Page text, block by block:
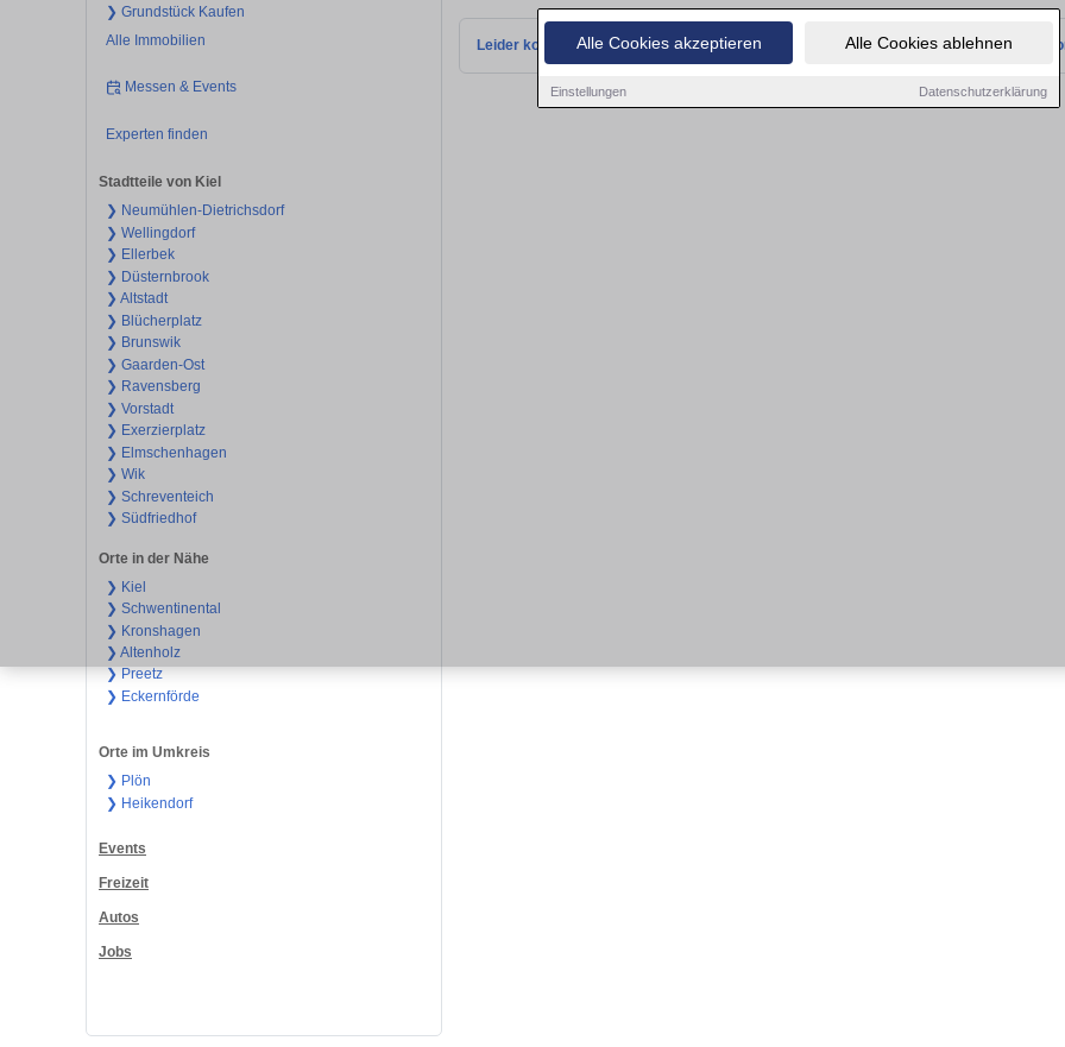
Alle Cookies akzeptieren Alle Cookies ablehnen
Einstellungen Datenschutzerklärung
❯ Grundstück Kaufen
Alle Immobilien
Messen & Events
Experten finden
Stadtteile von Kiel
❯ Neumühlen-Dietrichsdorf
❯ Wellingdorf
❯ Ellerbek
❯ Düsternbrook
❯ Altstadt
❯ Blücherplatz
❯ Brunswik
❯ Gaarden-Ost
❯ Ravensberg
❯ Vorstadt
❯ Exerzierplatz
❯ Elmschenhagen
❯ Wik
❯ Schreventeich
❯ Südfriedhof
Orte in der Nähe
❯ Kiel
❯ Schwentinental
❯ Kronshagen
❯ Altenholz
❯ Preetz
❯ Eckernförde
Orte im Umkreis
❯ Plön
❯ Heikendorf
Events
Freizeit
Autos
Jobs
Leider konnten wir derzeit keine passenden Objekte finden. Schauen Sie bald wieder